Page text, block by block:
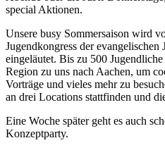
special Aktionen.
Unsere busy Sommersaison wird
Jugendkongress der evangelischen
eingeläutet. Bis zu 500
Region zu uns nach Aachen, um
Vorträge und vieles mehr zu
an drei Locations stattfinden und
Eine Woche später geht es auch
Konzeptparty.